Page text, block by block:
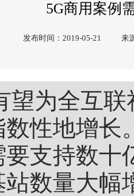
5G商用案例
发布时间：2019-05-21 来
望为全互
性地增长
要支持数十
数量大幅